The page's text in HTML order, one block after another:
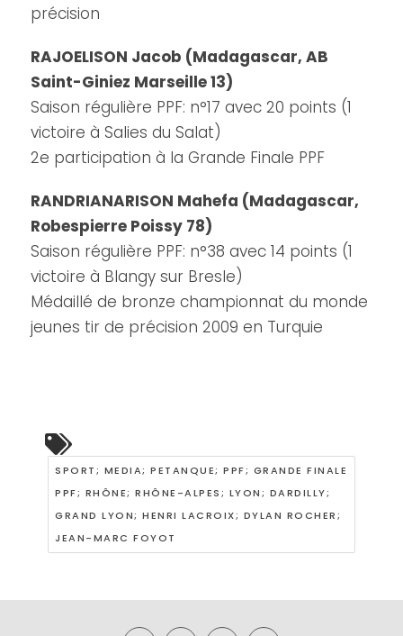
précision
RAJOELISON Jacob (Madagascar, AB
Saint-Giniez Marseille 13)
Saison régulière PPF: n°17 avec 20 points (1
victoire à Salies du Salat)
2e participation à la Grande Finale PPF
RANDRIANARISON Mahefa (Madagascar,
Robespierre Poissy 78)
Saison régulière PPF: n°38 avec 14 points (1
victoire à Blangy sur Bresle)
Médaillé de bronze championnat du monde
jeunes tir de précision 2009 en Turquie
SPORT; MEDIA; PETANQUE; PPF; GRANDE FINALE
PPF; RHÔNE; RHÔNE-ALPES; LYON; DARDILLY;
GRAND LYON; HENRI LACROIX; DYLAN ROCHER;
JEAN-MARC FOYOT